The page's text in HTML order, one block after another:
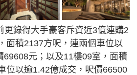
更錄得大手豪客斥資近3億連購2
面積2137方呎，連兩個車位以
69608元；以及11樓09室，面積
位以逾1.42億成交，呎價66500